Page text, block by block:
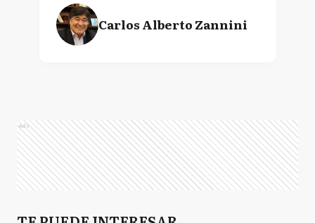
Carlos Alberto Zannini
Ads